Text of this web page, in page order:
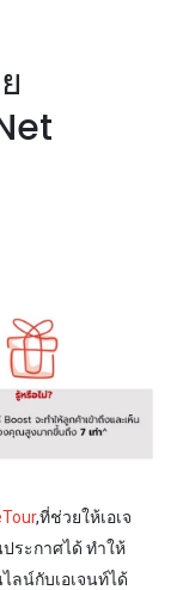
,ที่ช่วยให้เอเจ
ระกาศได้ ทำให้
ลน์กับเอเจนท์ได้